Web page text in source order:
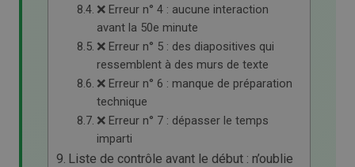
❌ Erreur n° 4 : aucune interaction
avant la 50e minute
❌ Erreur n° 5 : des diapositives qui
ressemblent à des murs de texte
❌ Erreur n° 6 : manque de préparation
technique
❌ Erreur n° 7 : dépasser le temps
imparti
Liste de contrôle avant le début : n’oublie